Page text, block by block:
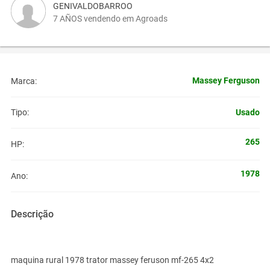
GENIVALDOBARROO
7 AÑOS vendendo em Agroads
Marca: Massey Ferguson
Tipo: Usado
HP: 265
Ano: 1978
Descrição
maquina rural 1978 trator massey feruson mf-265 4x2